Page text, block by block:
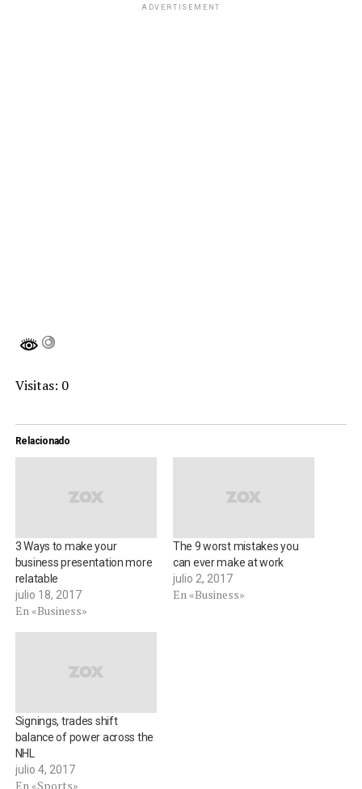
ADVERTISEMENT
Visitas: 0
Relacionado
3 Ways to make your
business presentation more
relatable
julio 18, 2017
En «Business»
The 9 worst mistakes you
can ever make at work
julio 2, 2017
En «Business»
Signings, trades shift
balance of power across the
NHL
julio 4, 2017
En «Sports»